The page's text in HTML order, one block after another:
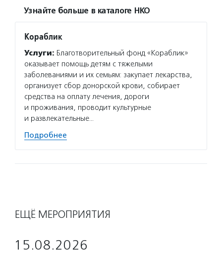
Узнайте больше в каталоге НКО
Кораблик
Услуги: Благотворительный фонд «Кораблик»
оказывает помощь детям с тяжелыми
заболеваниями и их семьям: закупает лекарства,
организует сбор донорской крови, собирает
средства на оплату лечения, дороги
и проживания, проводит культурные
и развлекательные…
Подробнее
ЕЩЁ МЕРОПРИЯТИЯ
15.08.2026